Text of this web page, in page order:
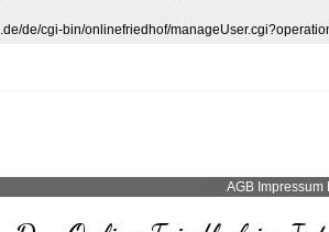
de/cgi-bin/onlinefriedhof/
AGB Impressum